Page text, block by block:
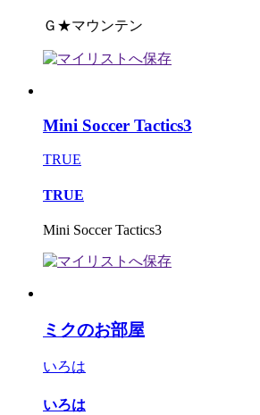
Ｇ★マウンテン
Mini Soccer Tactics3
TRUE
TRUE
Mini Soccer Tactics3
ミクのお部屋
いろは
いろは